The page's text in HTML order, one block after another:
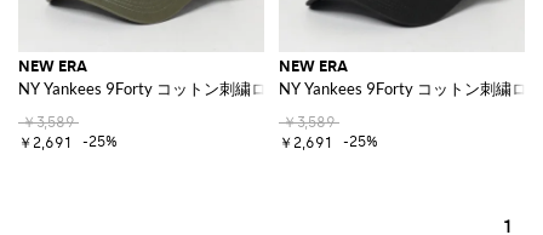
NEW ERA
NY Yankees 9Forty コットン刺繍ロゴキャップ
￥3,589
￥2,691
-25%
NEW ERA
NY Yankees 9Forty コットン刺繍ロ
￥3,589
￥2,691
-25%
1